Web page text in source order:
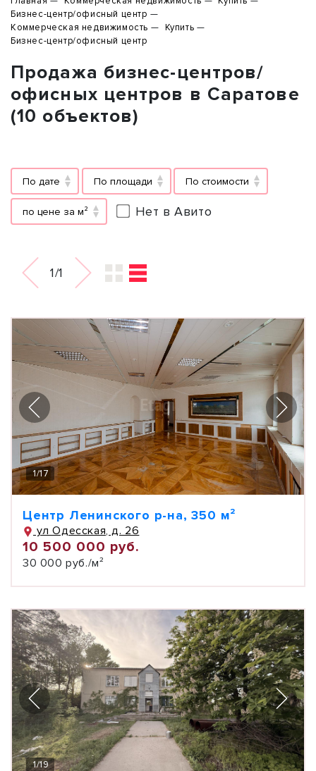
Бизнес-центр/офисный центр
Коммерческая недвижимость
Купить
Бизнес-центр/офисный центр
Продажа бизнес-центров/
офисных центров в Саратове
(10 объектов)
По дате По площади По стоимости
по цене за м² Нет в Авито
1/1
1/17
Центр Ленинского р-на, 350 м²
ул Одесская, д. 26
10 500 000 руб.
30 000 руб./м²
1/19